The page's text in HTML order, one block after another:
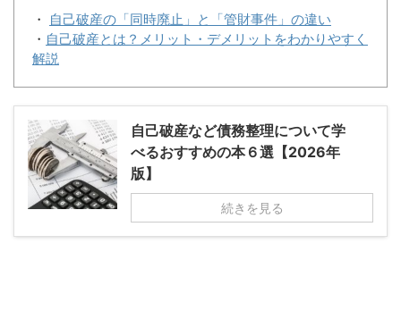
・
自己破産の「同時廃止」と「管財事件」の違い
・ 自己破産とは？メリット・デメリットをわかりやすく
解説
自己破産など債務整理について学
べるおすすめの本６選【2026年
版】
続きを見る